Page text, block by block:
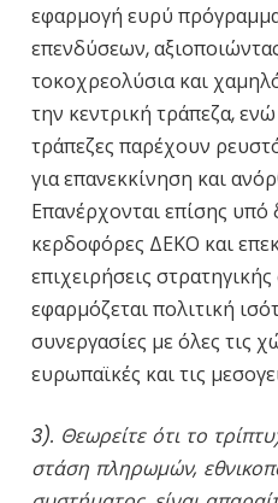
εφαρμογή ευρύ
επενδύσεων,
τοκοχρεολύσια και
την κεντρική τράπεζα,
τράπεζες παρέχουν
για επανεκκίνηση και
Επανέρχονται επίσης υπό
κερδοφόρες ΔΕΚΟ και
επιχειρήσεις
εφαρμόζεται πολιτική
συνεργασίες με όλες τις
ευρωπαϊκές και τις
3). Θεωρείτε ότι το
στάση πληρωμών,